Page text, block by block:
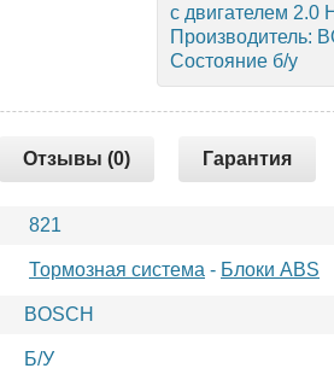
с двигателем 2.0
Производитель:
Состояние б/у
Отзывы (0) Гарантия
821
Тормозная система - Блоки ABS
BOSCH
Б/У